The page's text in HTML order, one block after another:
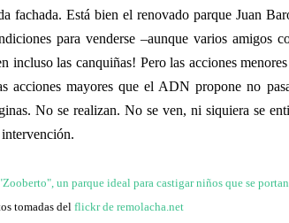
fachada. Está bien el renovado parque Juan
para venderse –aunque varios amigos
incluso las canquiñas! Pero las acciones
acciones mayores que el ADN propone no
No se realizan. No se ven, ni siquiera se
un parque ideal para castigar niños que se
tomadas del flickr de remolacha.net